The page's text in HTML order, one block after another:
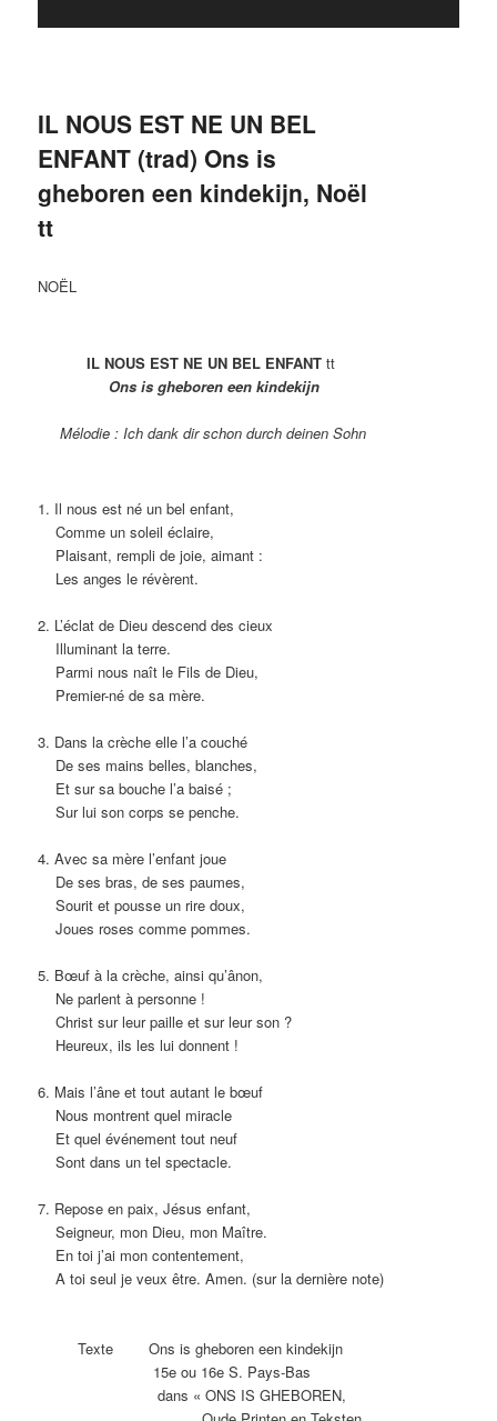
IL NOUS EST NE UN BEL
ENFANT (trad) Ons is
gheboren een kindekijn, Noël
tt
NOËL
IL NOUS EST NE UN BEL ENFANT tt
Ons is gheboren een kindekijn
Mélodie : Ich dank dir schon durch deinen Sohn
1. Il nous est né un bel enfant,
Comme un soleil éclaire,
Plaisant, rempli de joie, aimant :
Les anges le révèrent.
2. L’éclat de Dieu descend des cieux
Illuminant la terre.
Parmi nous naît le Fils de Dieu,
Premier-né de sa mère.
3. Dans la crèche elle l’a couché
De ses mains belles, blanches,
Et sur sa bouche l’a baisé ;
Sur lui son corps se penche.
4. Avec sa mère l’enfant joue
De ses bras, de ses paumes,
Sourit et pousse un rire doux,
Joues roses comme pommes.
5. Bœuf à la crèche, ainsi qu’ânon,
Ne parlent à personne !
Christ sur leur paille et sur leur son ?
Heureux, ils les lui donnent !
6. Mais l’âne et tout autant le bœuf
Nous montrent quel miracle
Et quel événement tout neuf
Sont dans un tel spectacle.
7. Repose en paix, Jésus enfant,
Seigneur, mon Dieu, mon Maître.
En toi j’ai mon contentement,
A toi seul je veux être. Amen. (sur la dernière note)
Texte Ons is gheboren een kindekijn
15e ou 16e S. Pays-Bas
dans « ONS IS GHEBOREN,